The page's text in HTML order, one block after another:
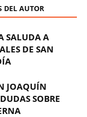
DEL AUTOR
SALUDA A
DE SAN
JOAQUÍN
SOBRE